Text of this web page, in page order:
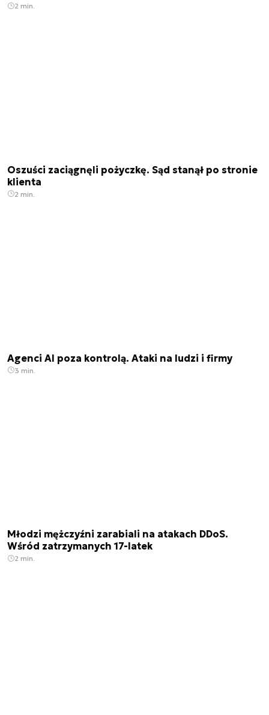
2 min.
Oszuści zaciągnęli pożyczkę. Sąd stanął po stronie
klienta
2 min.
Agenci AI poza kontrolą. Ataki na ludzi i firmy
3 min.
Młodzi mężczyźni zarabiali na atakach DDoS.
Wśród zatrzymanych 17-latek
2 min.